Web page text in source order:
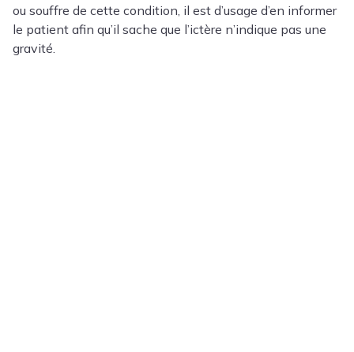
ou souffre de cette condition, il est d’usage d’en informer
le patient afin qu’il sache que l’ictère n’indique pas une
gravité.